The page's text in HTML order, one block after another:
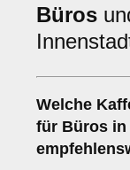
Büros
Welche
für Büros in